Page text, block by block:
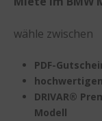
wähle zwischen
PDF-
DRIVAR®
Modell